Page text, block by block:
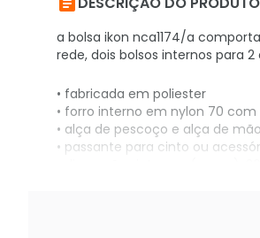
a bolsa ikon nca1174/a
rede, dois bolsos internos para
• fabricada em poliester
• forro interno em nylon 70
• alça de pescoço e alça de mão
• passante para cinto ou